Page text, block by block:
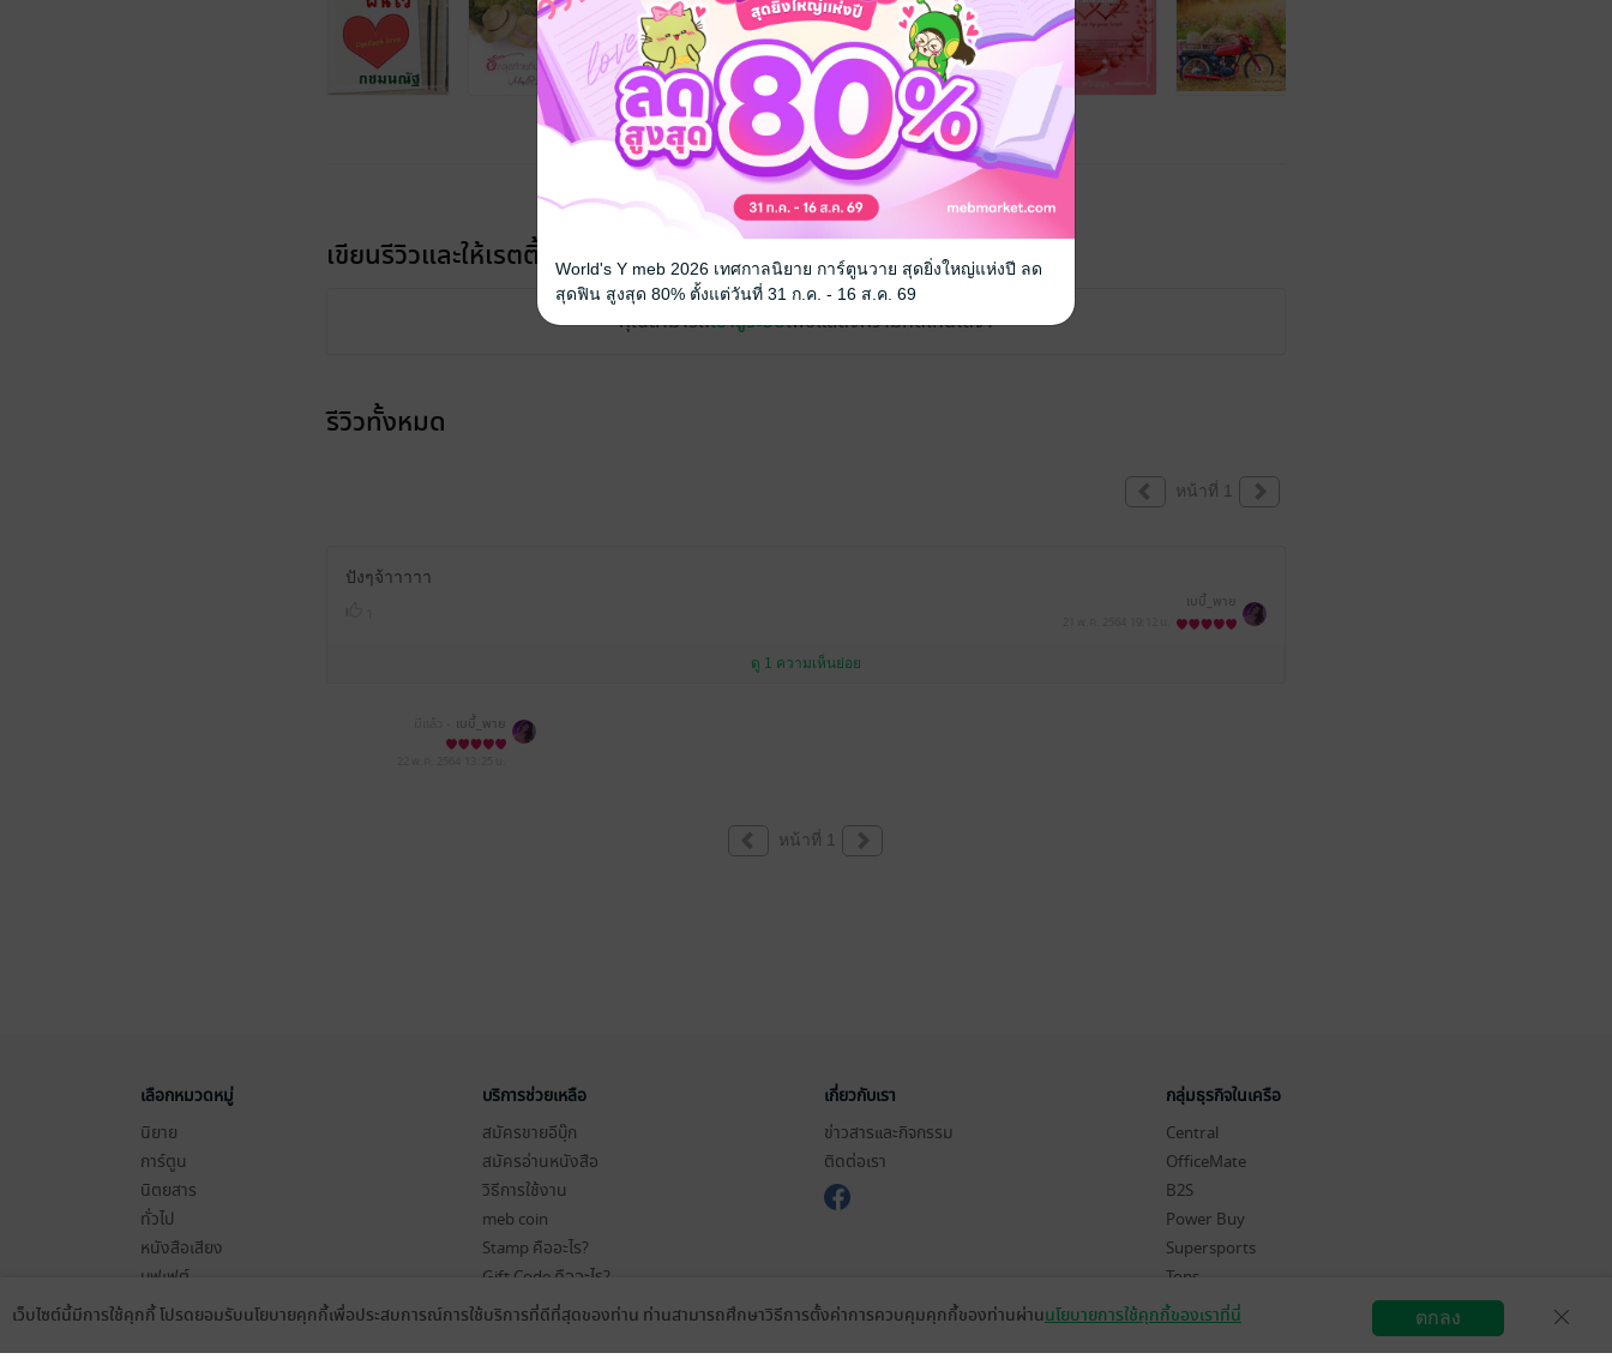
เขียนรีวิวและให้เรตติ้ง
คุณสามารถเข้าสู่ระบบเพื่อแสดงความคิดเห็นได้จ้า
รีวิวทั้งหมด
หน้าที่ 1
ปังๆจ้าาาาา
เบบี้_พาย
ดู 1 ความเห็นย่อย
เบบี้_พาย
หน้าที่ 1
เลือกหมวดหมู่
นิยาย
การ์ตูน
นิตยสาร
ทั่วไป
หนังสือเสียง
บุฟเฟต์
บริการช่วยเหลือ
สมัครขายอีบุ๊ก
สมัครอ่านหนังสือ
วิธีการใช้งาน
meb coin
Stamp คืออะไร?
Gift Code คืออะไร?
เงื่อนไขในการใช้บริการ
เกี่ยวกับเรา
ข่าวสารและกิจกรรม
ติดต่อเรา
กลุ่มธุรกิจในเครือ
Central
OfficeMate
B2S
Power Buy
Supersports
Tops
Hytexts
สมัครขายอีบุ๊ก วิธีการใช้งาน
เว็บไซต์นี้มีการใช้คุกกี้ โปรดยอมรับนโยบายคุกกี้เพื่อประสบการณ์การใช้บริการที่ดีที่สุดของท่าน ท่านสามารถศึกษาวิธีการตั้งค่าการควบคุมคุกกี้ของท่านผ่านนโยบายการใช้คุกกี้ของเราที่นี่ ตกลง
World's Y meb 2026 เทศกาลนิยาย การ์ตูนวาย สุดยิ่งใหญ่แห่งปี ลด
สุดฟิน สูงสุด 80% ตั้งแต่วันที่ 31 ก.ค. - 16 ส.ค. 69